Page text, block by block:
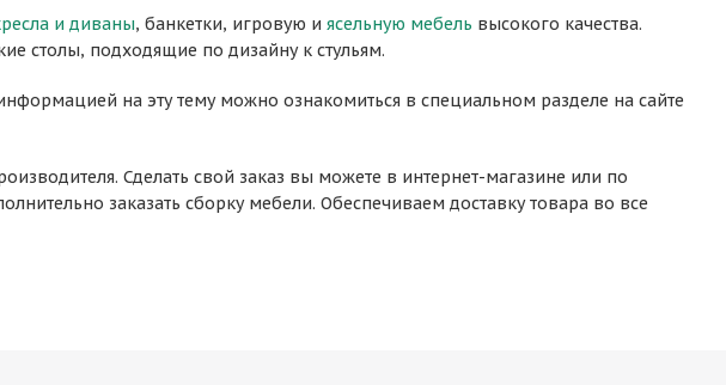
и диваны, банкетки, игровую и ясельную мебель высокого качества.
столы, подходящие по дизайну к стульям.
на эту тему можно ознакомиться в специальном разделе на сайте
Сделать свой заказ вы можете в интернет-магазине или по
заказать сборку мебели. Обеспечиваем доставку товара во все